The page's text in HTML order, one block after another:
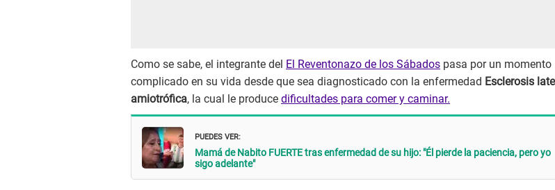
Como se sabe, el integrante del El Reventonazo de los Sábados pasa por un momento
complicado en su vida desde que sea diagnosticado con la enfermedad Esclerosis
amiotrófica, la cual le produce dificultades para comer y caminar.
PUEDES VER:
Mamá de Nabito FUERTE tras enfermedad de su hijo: "Él pierde la paciencia, pero yo
sigo adelante"